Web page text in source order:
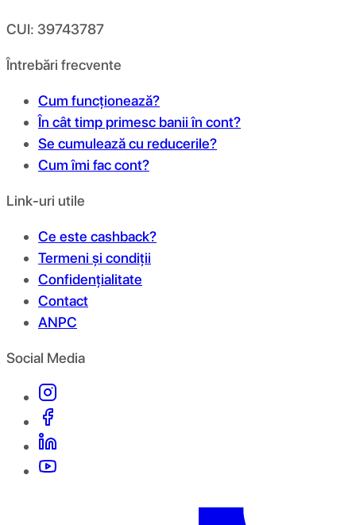
CUI: 39743787
Întrebări frecvente
Cum funcționează?
În cât timp primesc banii în cont?
Se cumulează cu reducerile?
Cum îmi fac cont?
Link-uri utile
Ce este cashback?
Termeni și condiții
Confidențialitate
Contact
ANPC
Social Media